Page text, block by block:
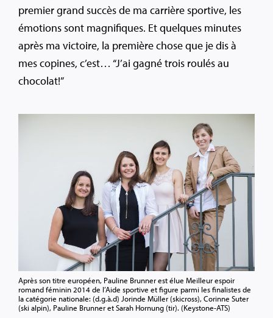
premier grand succès de ma carrière sportive, les
émotions sont magnifiques. Et quelques minutes
après ma victoire, la première chose que je dis à
mes copines, c’est… “J’ai gagné trois roulés au
chocolat!”
Après son titre européen, Pauline Brunner est élue Meilleur espoir
romand féminin 2014 de l’Aide sportive et figure parmi les finalistes de
la catégorie nationale: (d.g.à.d) Jorinde Müller (skicross), Corinne Suter
(ski alpin), Pauline Brunner et Sarah Hornung (tir). (Keystone-ATS)